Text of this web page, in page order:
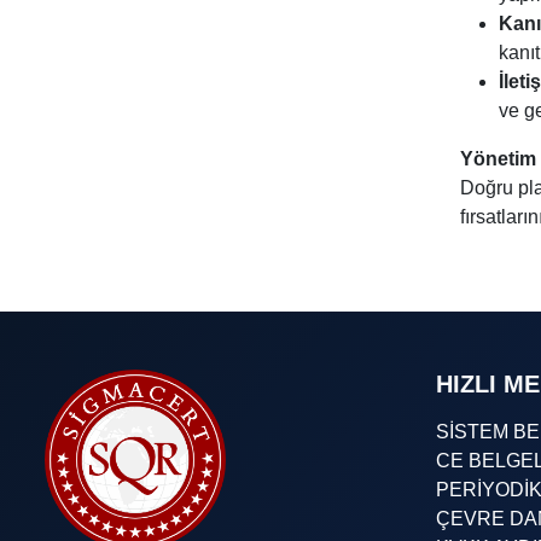
ve
Yönetim
Doğru
HIZLI
SİSTEM
CE
ÇEVRE